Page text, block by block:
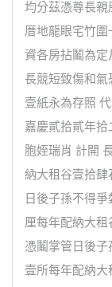
均分茲憑尊長
厝地龍眼宅竹圍
資各房拈鬮為定
長競短致傷和氣
壹紙永為存照
嘉慶貳拾貳年拾
胞姪瑞肖 計開
納大租谷壹拾肆
日後子孫不得
厘每年配納大
憑鬮掌管日後子
壹所每年配納大